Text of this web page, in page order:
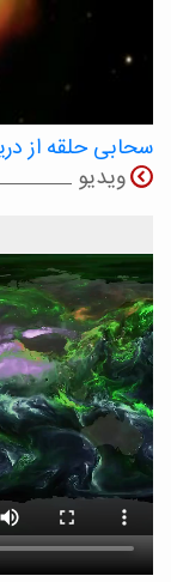
سحابی حلقه از
ویدیو